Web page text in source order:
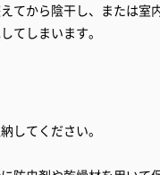
てから陰干し、または
てしまいます。
してください。